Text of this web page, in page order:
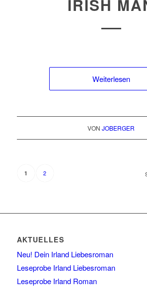
IRISH
Weiterlesen
VONJOBERGER
1 2
AKTUELLES
Neu! Dein Irland Liebesroman
Leseprobe Irland Liebesroman
Leseprobe Irland Roman